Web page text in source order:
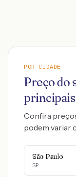
POR CIDADE
Preço do
principais
Confira
podem variar
São Paulo
SP